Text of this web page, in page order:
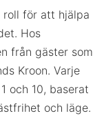
roll för att hjälpa
Hos
från gäster som
Kroon. Varje
och 10, baserat
och läge.